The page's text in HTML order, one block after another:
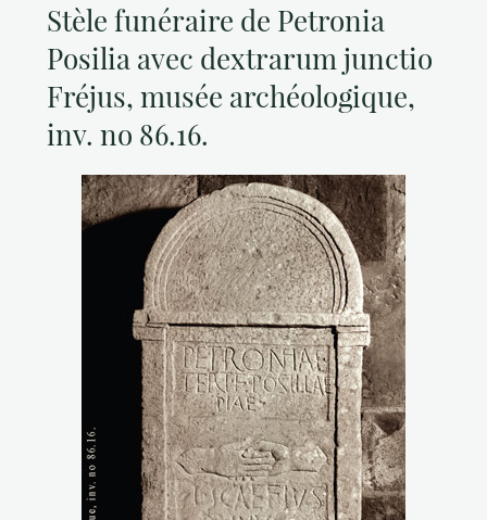
Stèle funéraire de Petronia
Posilia avec dextrarum junctio
Fréjus, musée archéologique,
inv. no 86.16.